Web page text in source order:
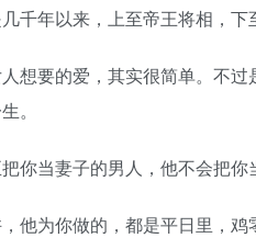
年以来，上至帝王将相，下
要的爱，其实很简单。不过
。
当妻子的男人，他不会把你当
为你做的，都是平日里，鸡